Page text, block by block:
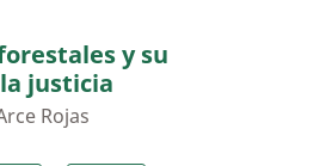
y su
justicia
Rojas